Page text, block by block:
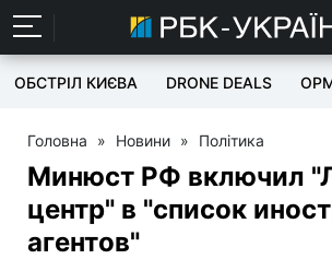
ОБСТРІЛ КИЄВА DRONE DEALS
Головна » Новини » Політика
Минюст РФ включил
центр" в "список
агентов"